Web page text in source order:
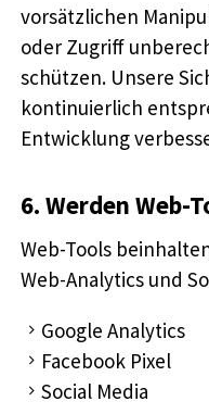
vorsätzlichen
oder Zugriff
schützen. Unsere
kontinuierlich
Entwicklung
6. Werden Web-
Web-Tools
Web-Analytics und
Google Analytics
Facebook Pixel
Social Media